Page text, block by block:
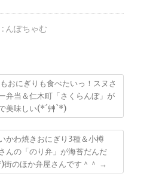
いお
味！！(*´艸`*)
んぽちゃむ
おにぎりも食べたいっ！スヌさ
弁当＆仁木町「さくらんぼ」が
美味しい(*´艸`*)
かわ焼きおにぎり3種＆小樽
んの「のり弁」が海苔だんだ
のほか弁屋さんです＾＾ →